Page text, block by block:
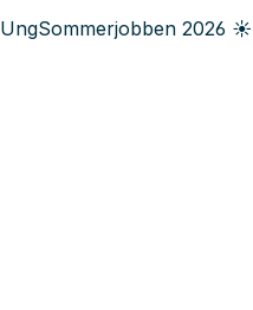
UngSommerjobben 2026 ☀️